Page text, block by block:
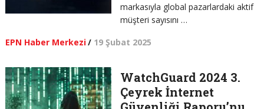
markasıyla global pazarlardaki aktif
müşteri sayısını …
EPN Haber Merkezi/ 19 Şubat 2025
WatchGuard 2024 3.
Çeyrek İnternet